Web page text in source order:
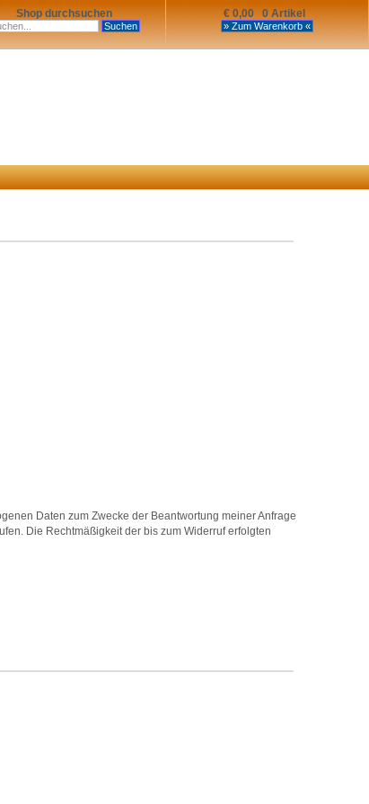
€ 0,00 0 Artikel
Shop durchsuchen
Daten zum Zwecke der Beantwortung meiner Anfrage
Die Rechtmäßigkeit der bis zum Widerruf erfolgten